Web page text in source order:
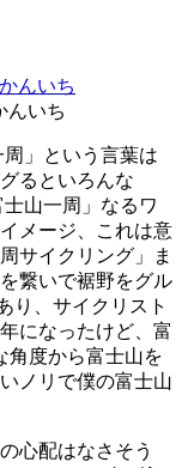
んいち
んいち
」という言葉は
るといろんな
山一周」なるワ
メージ、これは意
サイクリング」ま
繋いで裾野をグル
り、サイクリスト
になったけど、富
角度から富士山を
ノリで僕の富士山
心配はなさそう